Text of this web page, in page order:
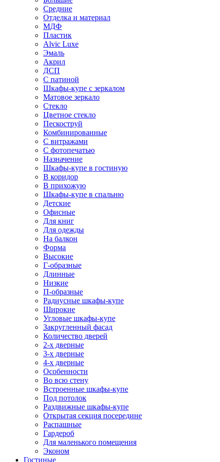
Средние
Отделка и материал
МДФ
Пластик
Alvic Luxe
Эмаль
Акрил
ДСП
С патиной
Шкафы-купе с зеркалом
Матовое зеркало
Стекло
Цветное стекло
Пескоструй
Комбинированные
С витражами
С фотопечатью
Назначение
Шкафы-купе в гостиную
В коридор
В прихожую
Шкафы-купе в спальню
Детские
Офисные
Для книг
Для одежды
На балкон
Форма
Высокие
Г-образные
Длинные
Низкие
П-образные
Радиусные шкафы-купе
Широкие
Угловые шкафы-купе
Закругленный фасад
Количество дверей
2-х дверные
3-х дверные
4-х дверные
Особенности
Во всю стену
Встроенные шкафы-купе
Под потолок
Раздвижные шкафы-купе
Открытая секция посередине
Распашные
Гардероб
Для маленького помещения
Эконом
Гостиные